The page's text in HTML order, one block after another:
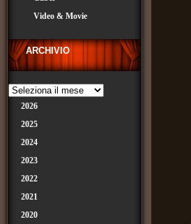
Video & Movie
ARCHIVIO
2026
2025
2024
2023
2022
2021
2020